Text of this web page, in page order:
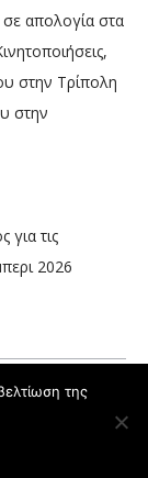
απολογία στα
στην Τρίπολη
στην
τις
2026
της